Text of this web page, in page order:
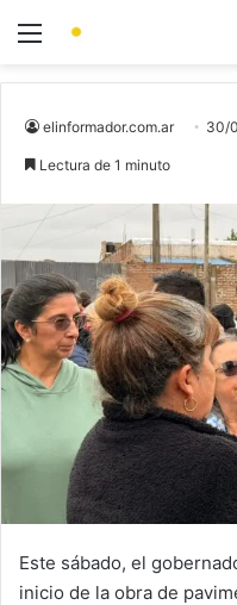
elinformador.com.ar 30/
Lectura de 1 minuto
Este sábado, el
inicio de la obra de